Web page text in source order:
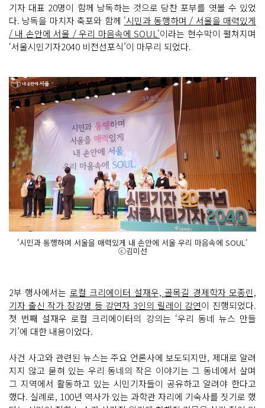
기자 대표 20명이 함께 낭독하는 것으로 당찬 포부를 엿볼 수 있었
다. 낭독을 마치자 축포와 함께 '시민과 동행하며 / 서울을 매력있게
/ 내 손안에 서울 / 우리 마음속에 SOUL'이라는 현수막이 펼쳐지며
‘서울시민기자2040 비전선포식’이 마무리 되었다.
'시민과 동행하며 서울을 매력있게 내 손안에 서울 우리 마음속에 SOUL'
ⓒ김미선
2부 행사에서는 로컬 크리에이터 설재우, 골목길 경제학자 모종린,
기자 출신 작가 장강명 등 강연자 3인의 릴레이 강연이 진행되었다.
첫 번째 설재우 로컬 크리에이터의 강의는 ‘우리 동네 뉴스 만들
기’에 대한 내용이었다.
사건 사고와 관련된 뉴스는 주요 언론사에 보도되지만, 제대로 알려
지지 않고 묻혀 있는 우리 동네의 작은 이야기는 그 동네에서 살며
그 지역에서 활동하고 있는 시민기자들이 공유하고 알려야 한다고
했다. 실례로, 100년 역사가 있는 과학관 자리에 기숙사를 짓기로 했